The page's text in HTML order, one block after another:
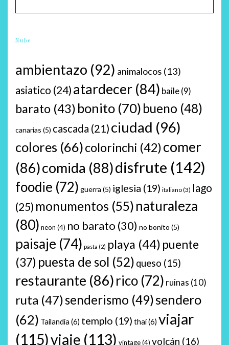
Nube
ambientazo (92) animalocos (13)
asiatico (24) atardecer (84) baile (9)
barato (43) bonito (70) bueno (48)
canarias (5) cascada (21) ciudad (96)
colores (66)colorinchi (42)comer
(86)comida (88)disfrute (142)
foodie (72) guerra (5) iglesia (19) italiano(3) lago
(25) monumentos (55) naturaleza
(80) neon (4) no barato (30) no bonito (5)
paisaje (74) pasta (2) playa (44) puente
(37) puesta de sol (52) queso (15)
restaurante (86)rico (72) ruinas (10)
ruta (47)senderismo (49)sendero
(62) Tailandia (6) templo (19) thai(6) viajar
(115)viaje (113) vintage(4) volcán (16)